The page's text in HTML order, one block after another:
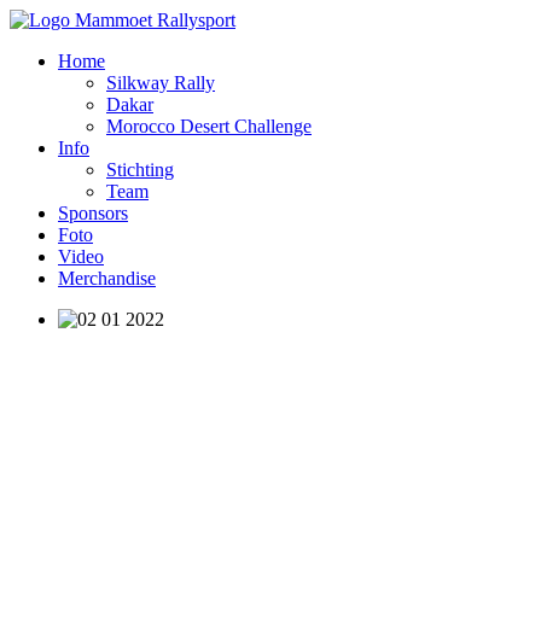
Home
Silkway Rally
Dakar
Morocco Desert Challenge
Info
Stichting
Team
Sponsors
Foto
Video
Merchandise